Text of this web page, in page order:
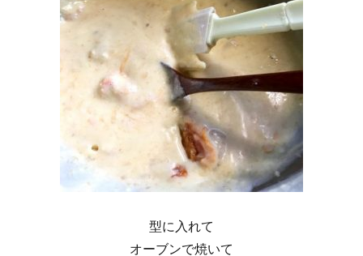
型に入れて
オーブンで焼いて